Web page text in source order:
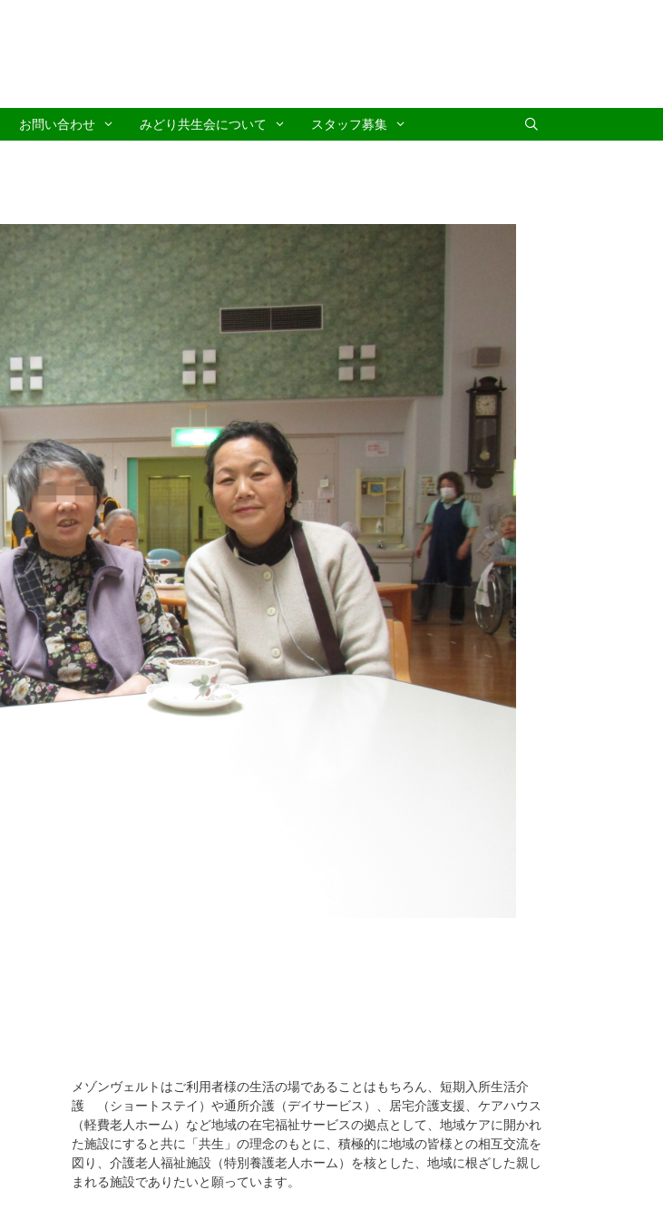
お問い合わせ みどり共生会について スタッフ募集
メゾンヴェルトはご利用者様の生活の場であることはもちろん、短期入所生活介
護 （ショートステイ）や通所介護（デイサービス）、居宅介護支援、ケアハウス
（軽費老人ホーム）など地域の在宅福祉サービスの拠点として、地域ケアに開かれ
た施設にすると共に「共生」の理念のもとに、積極的に地域の皆様との相互交流を
図り、介護老人福祉施設（特別養護老人ホーム）を核とした、地域に根ざした親し
まれる施設でありたいと願っています。